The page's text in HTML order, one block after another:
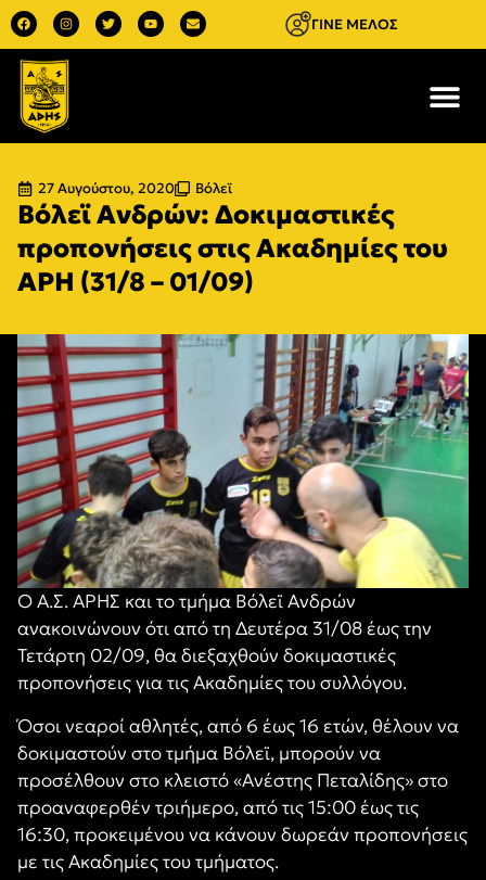
ΓΙΝΕ ΜΕΛΟΣ
27 Αυγούστου, 2020 Βόλεϊ
Βόλεϊ Ανδρών: Δοκιμαστικές
προπονήσεις στις Ακαδημίες του
ΑΡΗ (31/8 – 01/09)
Ο Α.Σ. ΑΡΗΣ και το τμήμα Βόλεϊ Ανδρών
ανακοινώνουν ότι από τη Δευτέρα 31/08 έως την
Τετάρτη 02/09, θα διεξαχθούν δοκιμαστικές
προπονήσεις για τις Ακαδημίες του συλλόγου.
Όσοι νεαροί αθλητές, από 6 έως 16 ετών, θέλουν να
δοκιμαστούν στο τμήμα Βόλεϊ, μπορούν να
προσέλθουν στο κλειστό «Ανέστης Πεταλίδης» στο
προαναφερθέν τριήμερο, από τις 15:00 έως τις
16:30, προκειμένου να κάνουν δωρεάν προπονήσεις
με τις Ακαδημίες του τμήματος.